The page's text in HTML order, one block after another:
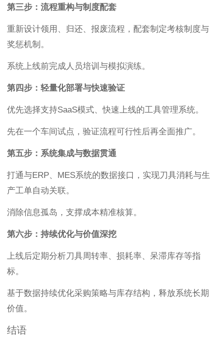
第三步：流程重构与制度配套
重新设计领用、归还、报废流程，配套制定考核制度与
奖惩机制。
系统上线前完成人员培训与模拟演练。
第四步：轻量化部署与快速验证
优先选择支持SaaS模式、快速上线的工具管理系统。
先在一个车间试点，验证流程可行性后再全面推广。
第五步：系统集成与数据贯通
打通与ERP、MES系统的数据接口，实现刀具消耗与生
产工单自动关联。
消除信息孤岛，支撑成本精准核算。
第六步：持续优化与价值深挖
上线后定期分析刀具周转率、损耗率、呆滞库存等指
标。
基于数据持续优化采购策略与库存结构，释放系统长期
价值。
结语